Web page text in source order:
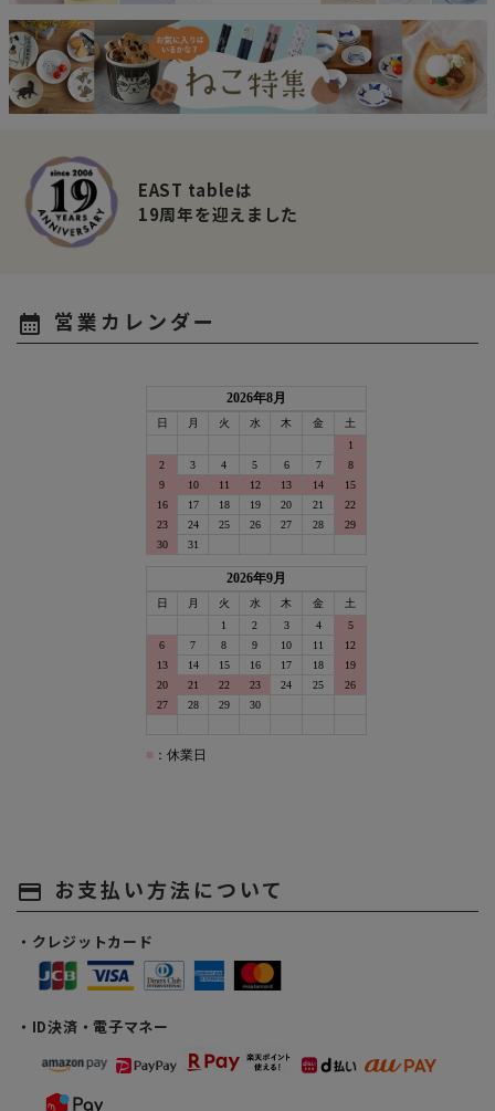
EAST tableは
19周年を迎えました
calendar_month 営業カレンダー
payment お支払い方法について
・クレジットカード
・ID決済・電子マネー